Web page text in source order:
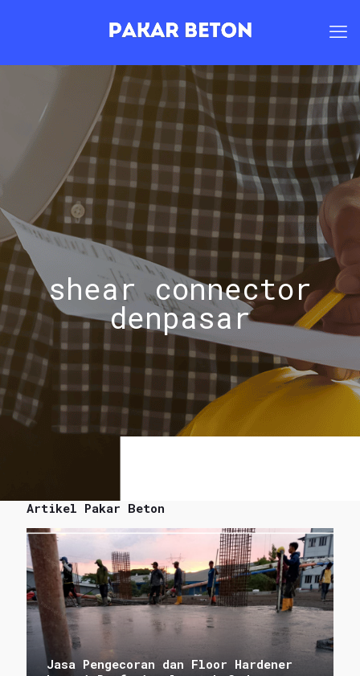
shear connector
denpasar
Artikel Pakar Beton
Jasa Pengecoran dan Floor Hardener